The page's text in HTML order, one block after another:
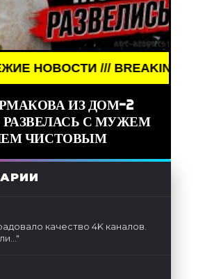
/// BREAKING NEWS ///
ИЗ ДОМ-2
С МУЖЕМ
ЧИСТОВЫМ
качество 4K каналов.
"